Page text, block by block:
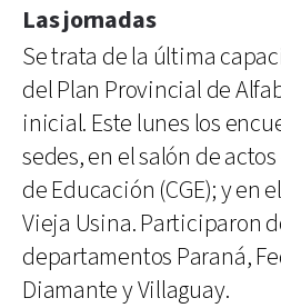
Las jornadas
Se trata de la última
del Plan Provincial de
inicial. Este lunes los
sedes, en el salón de
de Educación (CGE); y en
Vieja Usina. Participaron
departamentos Paraná,
Diamante y Villaguay.